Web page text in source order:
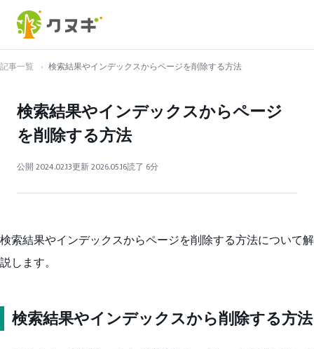
記事一覧 › 検索結果やインデックスからページを削除する方法
検索結果やインデックスからページ
を削除する方法
公開 2024.02.13更新 2026.05.16読了 6分
検索結果やインデックスからページを削除する方法について解
説します。
検索結果やインデックスから削除する方法